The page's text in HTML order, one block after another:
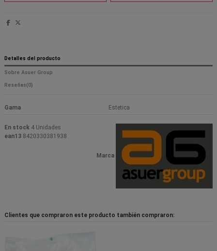
Detalles del producto
Sobre Asuer Group
Reseñas(0)
Gama Estetica
Marca
En stock 4 Unidades
ean13 8420330381938
Clientes que compraron este producto también compraron: